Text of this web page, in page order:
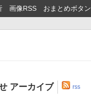
画像RSS おまとめボタン
アーカイブ rss